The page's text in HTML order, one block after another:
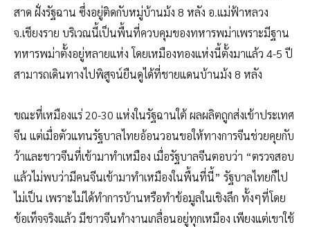
สาด ฝั่งรัฐฉาน ซึ่งอยู่ติดกับหมู่บ้านม้ง 8 หลัง อ.แม่ฟ้าหลวง
จ.เชียงราย บริเวณนี้เป็นพื้นที่ควบคุมของทหารพม่าเพราะมีฐาน
ทหารพม่าตั้งอยู่หลายแห่ง โดยเหมืองทองแห่งนี้ตั้งมาแล้ว 4-5 ปี
สามารถเดินทางไปพิสูจน์ยืนดูได้ที่ชายแดนบ้านม้ง 8 หลัง
ขณะที่เหมืองแร่ 20-30 แห่งในรัฐฉานใต้ ผลผลิตถูกส่งเข้าประเทศ
จีน แต่เมื่อตัวแทนรัฐบาลไทยอ้อนวอนขอให้ทางการจีนช่วยคุยกับ
ว้าและชาวจีนที่เข้ามาทำเหมือง เมื่อรัฐบาลจีนตอบว่า “ตรวจสอบ
แล้วไม่พบว่ามีคนจีนเข้ามาทำเหมืองในพื้นที่นี้” รัฐบาลไทยก็ไป
ไม่เป็น เพราะไม่ได้ทำการบ้านหรือทำข้อมูลในเชิงลึก ทั้งๆที่โดย
ข้อเท็จจริงแล้ว มีชาวจีนทำงานเกลื่อนอยู่ทุกเหมือง เพียงแต่เขาใช้